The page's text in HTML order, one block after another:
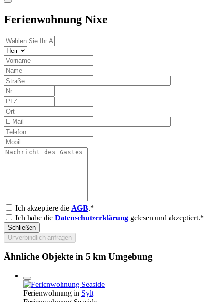
Ferienwohnung Nixe
Ich akzeptiere die AGB.*
Ich habe die Datenschutzerklärung gelesen und akzeptiert.*
Schließen
Unverbindlich anfragen
Ähnliche Objekte in 5 km Umgebung
Ferienwohnung in Sylt